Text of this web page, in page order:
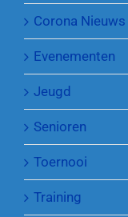
Corona Nieuws
Evenementen
Jeugd
Senioren
Toernooi
Training